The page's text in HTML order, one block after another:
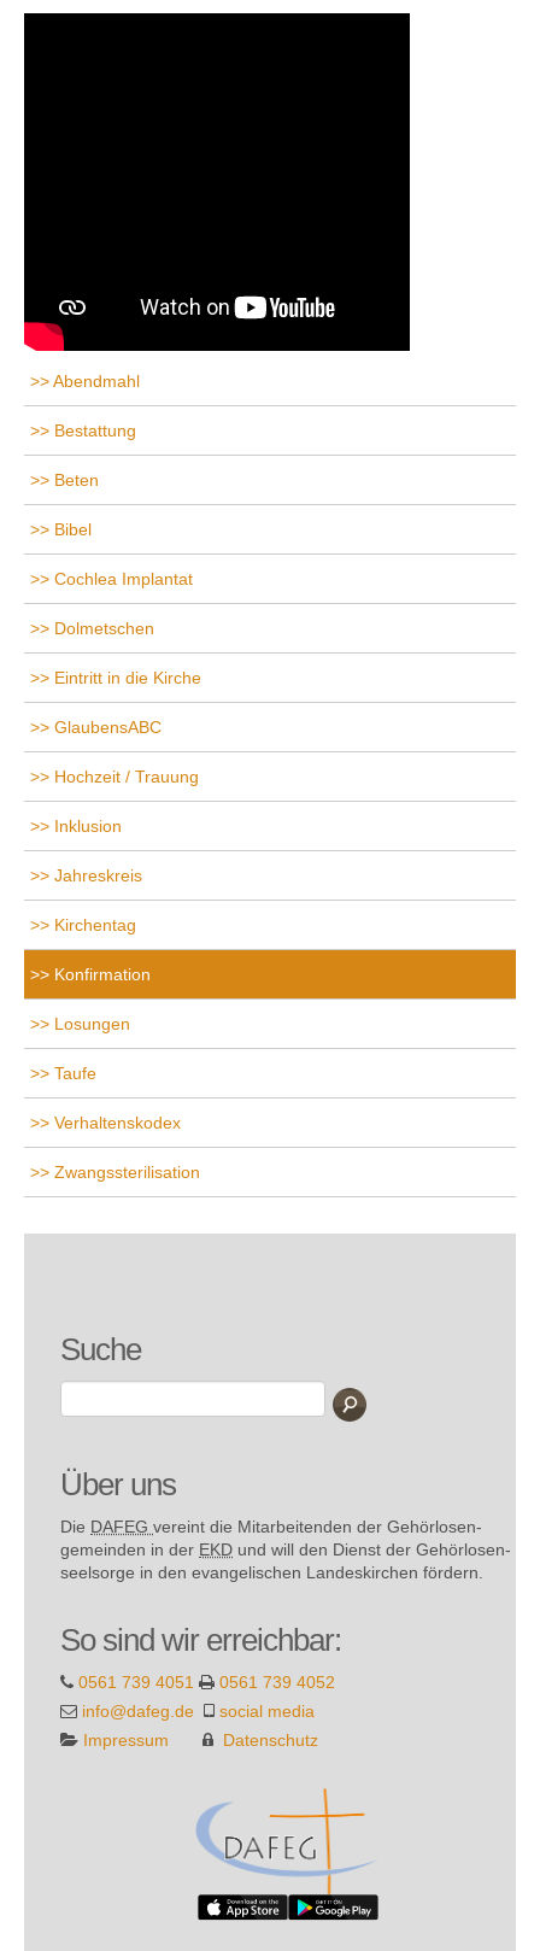
Abendmahl
Bestattung
Beten
Bibel
Cochlea Implantat
Dolmetschen
Eintritt in die Kirche
GlaubensABC
Hochzeit / Trauung
Inklusion
Jahreskreis
Kirchentag
Konfirmation
Losungen
Taufe
Verhaltenskodex
Zwangssterilisation
Suche
Über uns
Die DAFEG vereint die Mitarbeitenden der Gehör­losen­
gemeinden in der EKD und will den Dienst der Gehör­losen­
seel­sorge in den evange­lischen Landes­kirchen fördern.
So sind wir erreichbar:
0561 739 4051
0561 739 4052
info@dafeg.de
social media
Impressum
Datenschutz